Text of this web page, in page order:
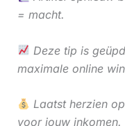
= macht.
Deze tip is
maximale online
Laatst herzien
voor jouw inkomen.